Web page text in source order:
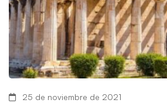
25 de noviembre de 2021